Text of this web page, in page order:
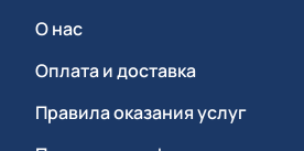
О нас
Оплата и доставка
Правила оказания услуг